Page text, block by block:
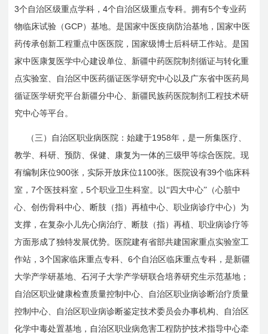
3个自治区级重点学科，4个自治区级重点专科。拥有5个专业药
物临床试验（GCP）基地。是国家中医疫病防治基地，国家中医
药传承创新工程重点中医医院，国家级博士后科研工作站。是国
家中医康复医学中心建设单位、新疆中药医院制剂循证与转化重
点实验室、自治区中医药循证医学研究中心以及广东省中医药局
循证医学研究平台新疆分中心、新疆民族药医院制剂工程技术研
究中心等平台。
（三）自治区职业病医院：始建于1958年，是一所集医疗、
教学、科研、预防、保健、康复为一体的三级甲等综合医院。现
有编制床位900张，实际开放床位1100张。医院设有39个临床科
室，7个医技科室，5个职业卫生科室。以“四大中心”（心脏中
心、创伤骨科中心、断肢（指）再植中心、职业病诊疗中心）为
支撑，在复杂小儿先心病治疗、断肢（指）再植、职业病诊疗等
方面形成了独特发展优势。医院建有省部共建国家重点实验室工
作站，3个国家临床重点专科、6个自治区临床重点专科，是新疆
大学产学研基地、石河子大学产学研联合培养研究生示范基地；
自治区职业健康检查质量控制中心、自治区职业病诊断治疗质量
控制中心、自治区职业病诊断鉴定技术委员会办事机构、自治区
化学中毒处置基地，自治区职业病危害工程防护技术指导中心牵